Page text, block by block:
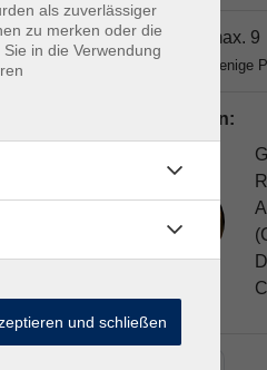
Plätze: max. 9
Nur noch wenige
Dozent*in:
als zuverlässiger
zu merken oder die
in die Verwendung
und schließen